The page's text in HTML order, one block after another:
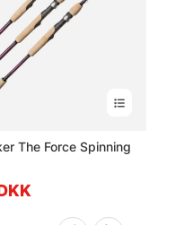
The Force Spinning